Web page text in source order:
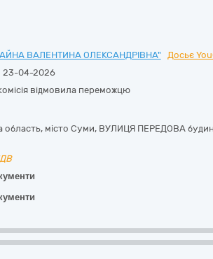
ВАЛЕНТИНА ОЛЕКСАНДРІВНА"
Досьє
23-04-2026
відмовила переможцю
область, місто Суми, ВУЛИЦЯ ПЕРЕДОВА